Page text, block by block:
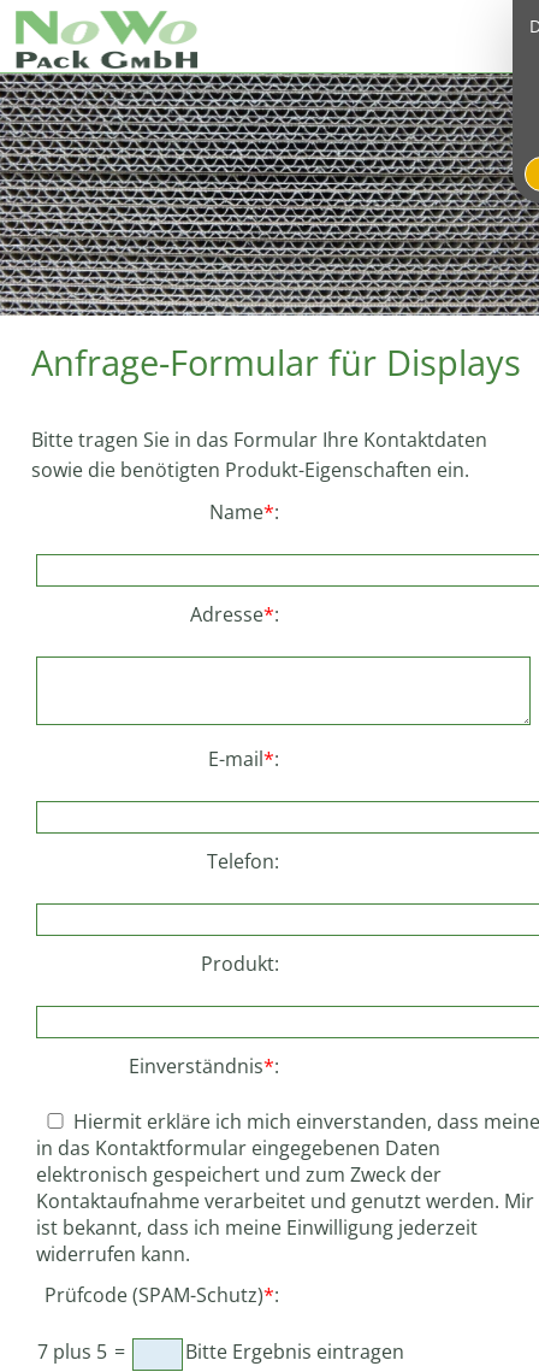
Anfrage-Formular für Displays
Bitte tragen Sie in das Formular Ihre Kontaktdaten
sowie die benötigten Produkt-Eigenschaften ein.
Name*:
Adresse*:
E-mail*:
Telefon:
Produkt:
Einverständnis*:
Hiermit erkläre ich mich einverstanden, dass
in das Kontaktformular eingegebenen Daten
elektronisch gespeichert und zum Zweck der
Kontaktaufnahme verarbeitet und genutzt werden. Mir
ist bekannt, dass ich meine Einwilligung jederzeit
widerrufen kann.
Prüfcode (SPAM-Schutz)*:
7 plus 5 = Bitte Ergebnis eintragen